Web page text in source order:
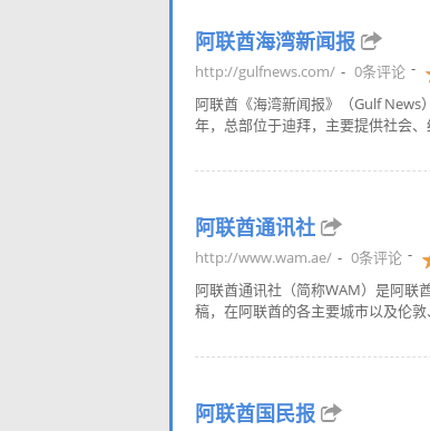
阿联酋海湾新闻报
http://gulfnews.com/ 0条评论
阿联酋《海湾新闻报》（Gulf
年，总部位于迪拜，主要提供社会
阿联酋通讯社
http://www.wam.ae/ 0条评论
阿联酋通讯社（简称WAM）是阿联
稿，在阿联酋的各主要城市以及伦
阿联酋国民报